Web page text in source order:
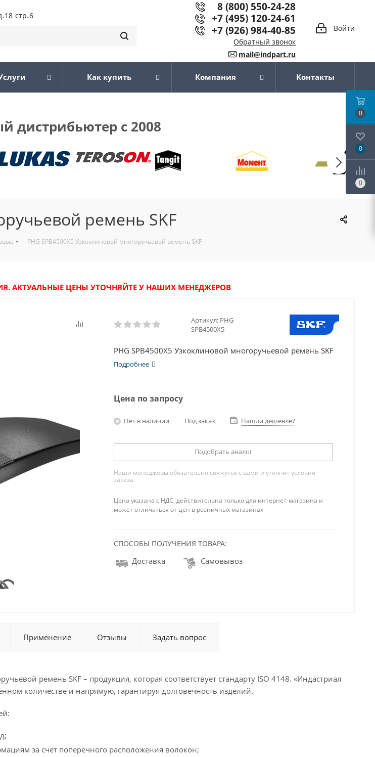
стр.6
Войти
8 (800) 550-24-28
+7 (495) 120-24-61
+7 (926) 984-40-85
Обратный звонок
mail@indpart.ru
Как купить Компания Контакты
дистрибьютер с 2008
ремень SKF
- PHG SPB4500X5 Узкоклиновой многоручьевой ремень SKF
АКТУАЛЬНЫЕ ЦЕНЫ УТОЧНЯЙТЕ У НАШИХ МЕНЕДЖЕРОВ
Артикул: PHG
SPB4500X5
PHG SPB4500X5 Узкоклиновой многоручьевой ремень SKF
Подробнее
Цена по запросу
Нет в наличии Под заказ Нашли дешевле?
Подобрать аналог
Наши менеджеры обязательно свяжутся с вами и уточнят условия
заказа
Цена указана с НДС, действительна только для интернет-магазина и
может отличаться от цен в розничных магазинах
СПОСОБЫ ПОЛУЧЕНИЯ ТОВАРА:
Доставка Самовывоз
Применение Отзывы Задать вопрос
ремень SKF – продукция, которая соответствует стандарту ISO 4148. «Индастриал
количестве и напрямую, гарантируя долговечность изделий.
за счет поперечного расположения волокон;
0
0
0